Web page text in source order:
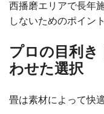
西播磨エリアで長年
しないためのポイン
プロの目利き
わせた選択
畳は素材によって快